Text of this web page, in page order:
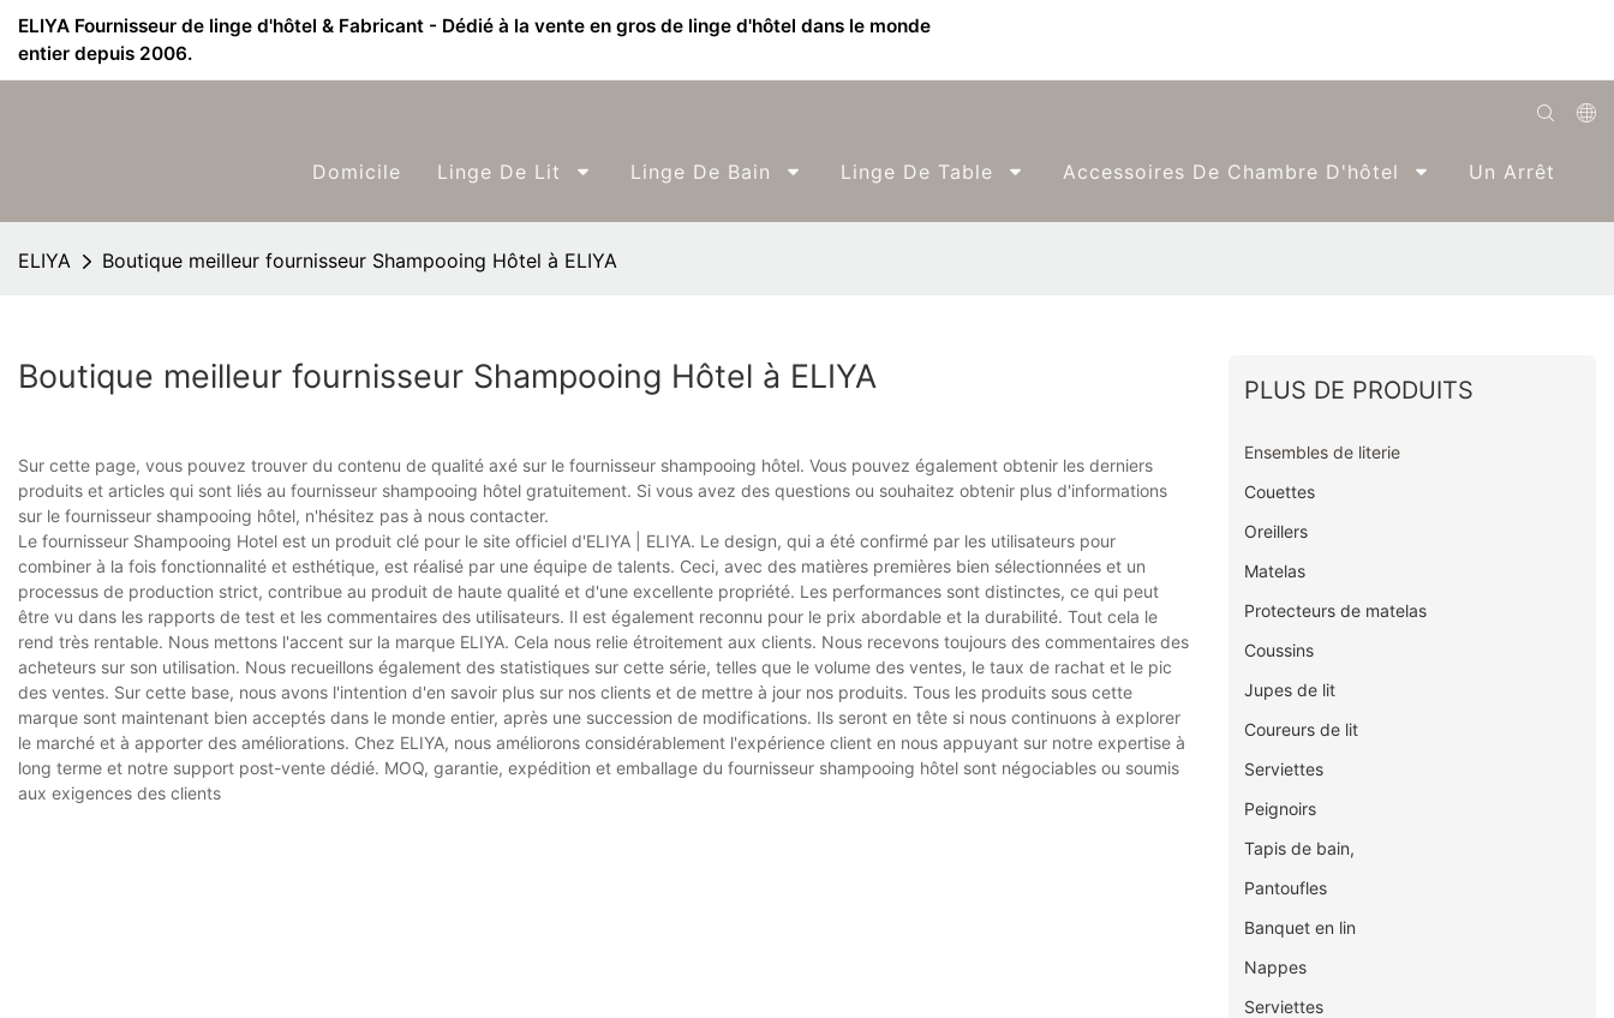
ELIYA Fournisseur de linge d'hôtel & Fabricant - Dédié à la vente en gros de linge d'hôtel dans le monde
entier depuis 2006.
Bahasa Indonesia
Domicile Linge De Lit Linge De Bain Linge De Table Accessoires De Chambre D'hôtel Un Arrêt
ELIYA Boutique meilleur fournisseur Shampooing Hôtel à ELIYA
Boutique meilleur fournisseur Shampooing Hôtel à ELIYA
Sur cette page, vous pouvez trouver du contenu de qualité axé sur le fournisseur shampooing hôtel. Vous pouvez également obtenir les derniers
produits et articles qui sont liés au fournisseur shampooing hôtel gratuitement. Si vous avez des questions ou souhaitez obtenir plus d'informations
sur le fournisseur shampooing hôtel, n'hésitez pas à nous contacter.
Le fournisseur Shampooing Hotel est un produit clé pour le site officiel d'ELIYA | ELIYA. Le design, qui a été confirmé par les utilisateurs pour
combiner à la fois fonctionnalité et esthétique, est réalisé par une équipe de talents. Ceci, avec des matières premières bien sélectionnées et un
processus de production strict, contribue au produit de haute qualité et d'une excellente propriété. Les performances sont distinctes, ce qui peut
être vu dans les rapports de test et les commentaires des utilisateurs. Il est également reconnu pour le prix abordable et la durabilité. Tout cela le
rend très rentable. Nous mettons l'accent sur la marque ELIYA. Cela nous relie étroitement aux clients. Nous recevons toujours des commentaires des
acheteurs sur son utilisation. Nous recueillons également des statistiques sur cette série, telles que le volume des ventes, le taux de rachat et le pic
des ventes. Sur cette base, nous avons l'intention d'en savoir plus sur nos clients et de mettre à jour nos produits. Tous les produits sous cette
marque sont maintenant bien acceptés dans le monde entier, après une succession de modifications. Ils seront en tête si nous continuons à explorer
le marché et à apporter des améliorations. Chez ELIYA, nous améliorons considérablement l'expérience client en nous appuyant sur notre expertise à
long terme et notre support post-vente dédié. MOQ, garantie, expédition et emballage du fournisseur shampooing hôtel sont négociables ou soumis
aux exigences des clients
PLUS DE PRODUITS
Ensembles de literie
Couettes
Oreillers
Matelas
Protecteurs de matelas
Coussins
Jupes de lit
Coureurs de lit
Serviettes
Peignoirs
Tapis de bain,
Pantoufles
Banquet en lin
Nappes
Serviettes